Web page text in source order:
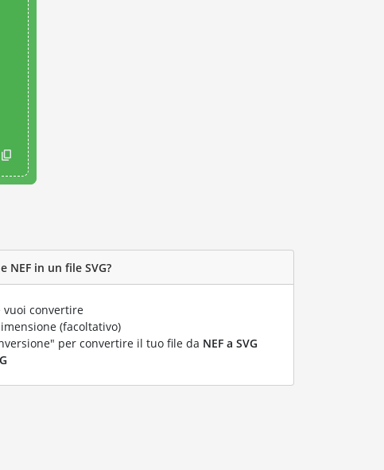
in un file SVG?
vuoi convertire
(facoltativo)
per convertire il tuo file da NEF a SVG